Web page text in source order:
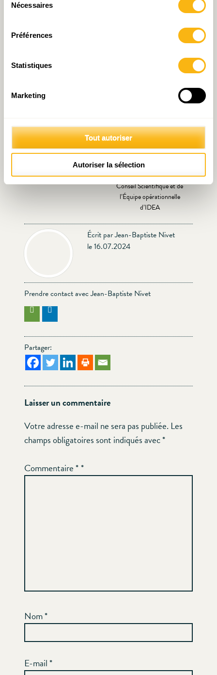
Nécessaires
Préférences
Statistiques
Marketing
Tout autoriser
Autoriser la sélection
Document de travail N°25
Luxembourg : Everest ou
L’ère de l’IA : Opportunités
et défis
IA et place financière :
retour sur la réunion
conjointe du Conseil
d’Administration, du
Conseil Scientifique et de
l’Équipe opérationnelle
d’IDEA
Écrit par Jean-Baptiste Nivet
le 16.07.2024
Prendre contact avec Jean-Baptiste Nivet
Partager:
Laisser un commentaire
Votre adresse e-mail ne sera pas publiée. Les
champs obligatoires sont indiqués avec*
Commentaire*
Nom*
E-mail*